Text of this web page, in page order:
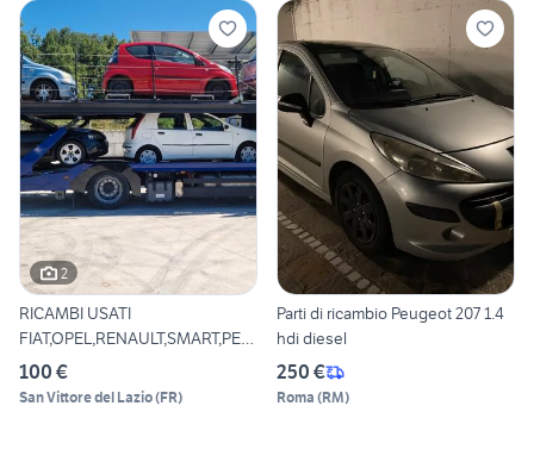
2
RICAMBI USATI
FIAT,OPEL,RENAULT,SMART,PEU
GEOT,CITR
100 €
San Vittore del Lazio(FR)
Parti di ricambio Peugeot 207 1.4
hdi diesel
250 €
Roma (RM)